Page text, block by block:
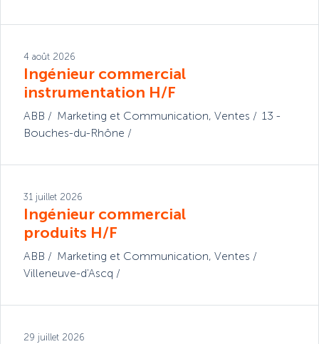
4 août 2026
Ingénieur commercial
instrumentation H/F
ABB Marketing et Communication, Ventes
13 -
Bouches-du-Rhône
31 juillet 2026
Ingénieur commercial
produits H/F
ABB Marketing et Communication, Ventes
Villeneuve-d'Ascq
29 juillet 2026